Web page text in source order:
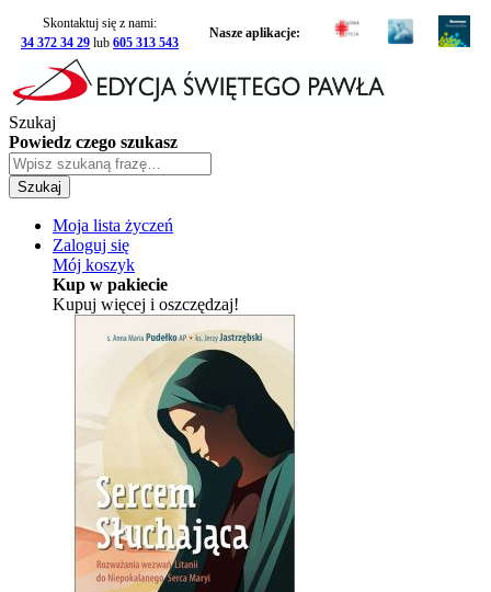
Skontaktuj się z nami:
34 372 34 29 lub 605 313 543
Nasze aplikacje:
Szukaj
Powiedz czego szukasz
Szukaj
Moja lista życzeń
Zaloguj się
Mój koszyk
Kup w pakiecie
Kupuj więcej i oszczędzaj!